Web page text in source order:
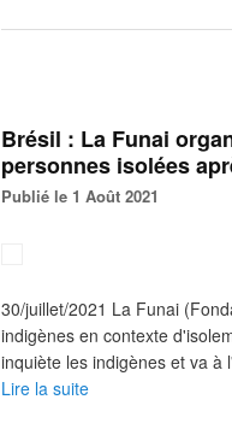
Brésil : La Funai
personnes isolées
Publié le 1 Août 2021
30/juillet/2021 La Funai
indigènes en contexte
inquiète les indigènes et va à
Lire la suite